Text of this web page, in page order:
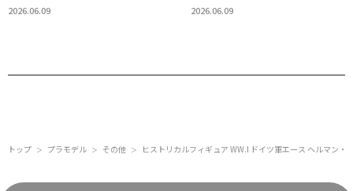
2026.06.09 2026.06.09
トップ ＞ プラモデル ＞ その他 ＞ ヒストリカルフィギュア WW.I ドイツ軍エース ヘルマン・